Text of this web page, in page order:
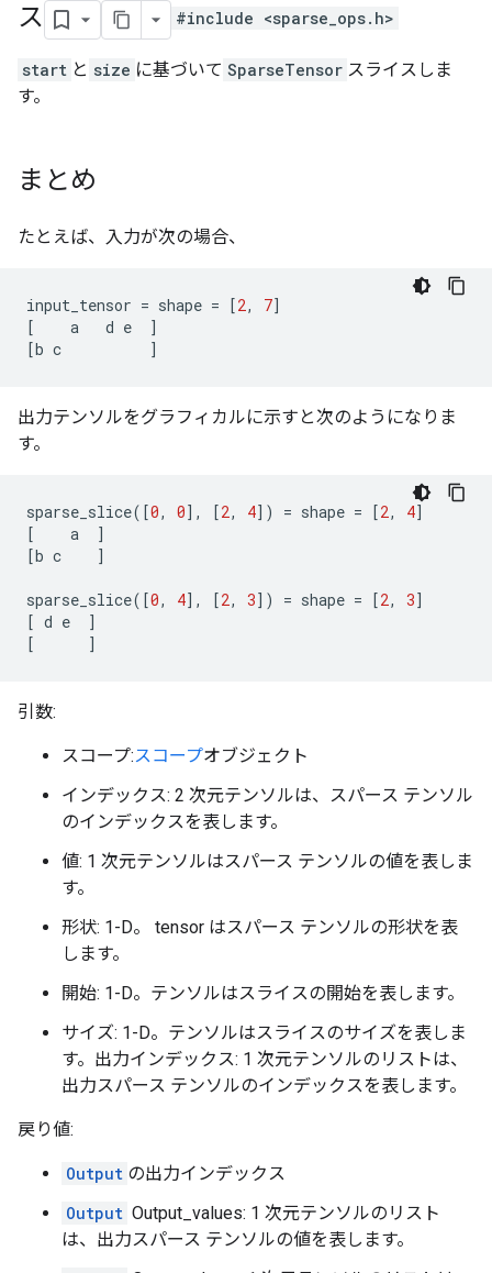
ス
#include <sparse_ops.h>
start と size に基づいて SparseTensor スライスしま
す。
まとめ
たとえば、入力が次の場合、
input_tensor = shape = [2, 7]
[
a d e
]
[b c ]
出力テンソルをグラフィカルに示すと次のようになりま
す。
sparse_slice([0, 0], [2, 4]) = shape = [2, 4]
[
a
]
[b c ]
sparse_slice([0, 4], [2, 3]) = shape = [2, 3]
[ d e
]
[
]
引数:
スコープ:スコープオブジェクト
インデックス: 2 次元テンソルは、スパース テンソル
のインデックスを表します。
値: 1 次元テンソルはスパース テンソルの値を表しま
す。
形状: 1-D。 tensor はスパース テンソルの形状を表
します。
開始: 1-D。テンソルはスライスの開始を表します。
サイズ: 1-D。テンソルはスライスのサイズを表しま
す。出力インデックス: 1 次元テンソルのリストは、
出力スパース テンソルのインデックスを表します。
戻り値:
Output の出力インデックス
Output Output_values: 1 次元テンソルのリスト
は、出力スパース テンソルの値を表します。